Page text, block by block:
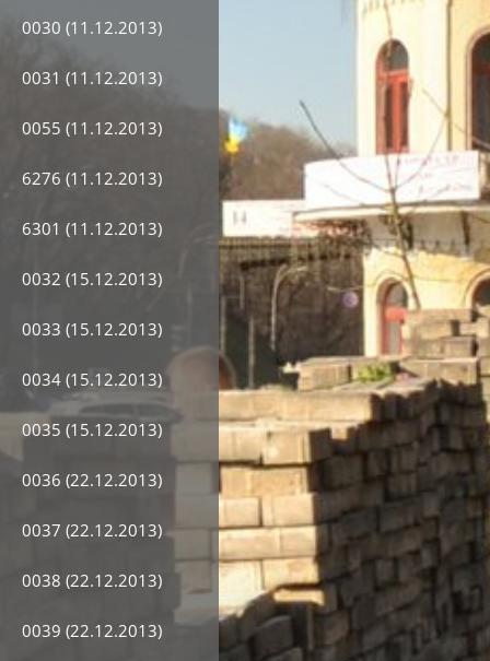
0030 (11.12.2013)
0031 (11.12.2013)
0055 (11.12.2013)
6276 (11.12.2013)
6301 (11.12.2013)
0032 (15.12.2013)
0033 (15.12.2013)
0034 (15.12.2013)
0035 (15.12.2013)
0036 (22.12.2013)
0037 (22.12.2013)
0038 (22.12.2013)
0039 (22.12.2013)